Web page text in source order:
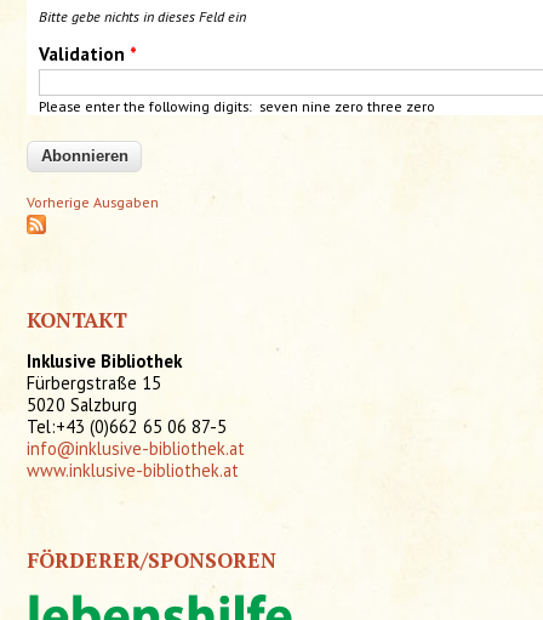
Bitte gebe nichts in dieses Feld ein
Validation *
Please enter the following digits: seven nine zero three zero
Vorherige Ausgaben
KONTAKT
Inklusive Bibliothek
Fürbergstraße 15
5020 Salzburg
Tel:+43 (0)662 65 06 87-5
info@inklusive-bibliothek.at
www.inklusive-bibliothek.at
FÖRDERER/SPONSOREN